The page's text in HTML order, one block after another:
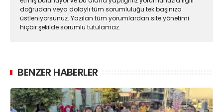
doğrudan veya dolaylı tüm sorumluluğu tek başınıza
üstleniyorsunuz. Yazılan tüm yorumlardan site yönetimi
hiçbir şekilde sorumlu tutulamaz.
BENZER HABERLER